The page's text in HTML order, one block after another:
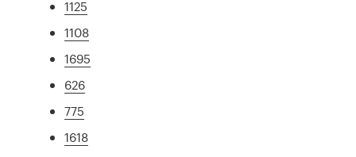
1125
1108
1695
626
775
1618